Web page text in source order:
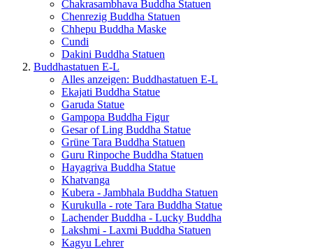
Chakrasambhava Buddha Statuen
Chenrezig Buddha Statuen
Chhepu Buddha Maske
Cundi
Dakini Buddha Statuen
Buddhastatuen E-L
Alles anzeigen: Buddhastatuen E-L
Ekajati Buddha Statue
Garuda Statue
Gampopa Buddha Figur
Gesar of Ling Buddha Statue
Grüne Tara Buddha Statuen
Guru Rinpoche Buddha Statuen
Hayagriva Buddha Statue
Khatvanga
Kubera - Jambhala Buddha Statuen
Kurukulla - rote Tara Buddha Statue
Lachender Buddha - Lucky Buddha
Lakshmi - Laxmi Buddha Statuen
Kagyu Lehrer